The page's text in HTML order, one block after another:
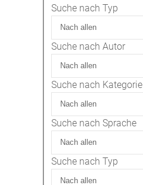
Suche nach Typ
Suche nach Autor
Suche nach Kategorie
Suche nach Sprache
Suche nach Typ